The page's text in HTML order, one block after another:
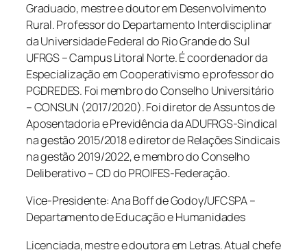
Graduado, mestre e doutor em Desenvolvimento
Rural. Professor do Departamento Interdisciplinar
da Universidade Federal do Rio Grande do Sul
UFRGS – Campus Litoral Norte. É coordenador da
Especialização em Cooperativismo e professor do
PGDREDES. Foi membro do Conselho Universitário
– CONSUN (2017/2020). Foi diretor de Assuntos de
Aposentadoria e Previdência da ADUFRGS-Sindical
na gestão 2015/2018 e diretor de Relações Sindicais
na gestão 2019/2022, e membro do Conselho
Deliberativo – CD do PROIFES-Federação.
Vice-Presidente: Ana Boff de Godoy/UFCSPA –
Departamento de Educação e Humanidades
Licenciada, mestre e doutora em Letras. Atual chefe